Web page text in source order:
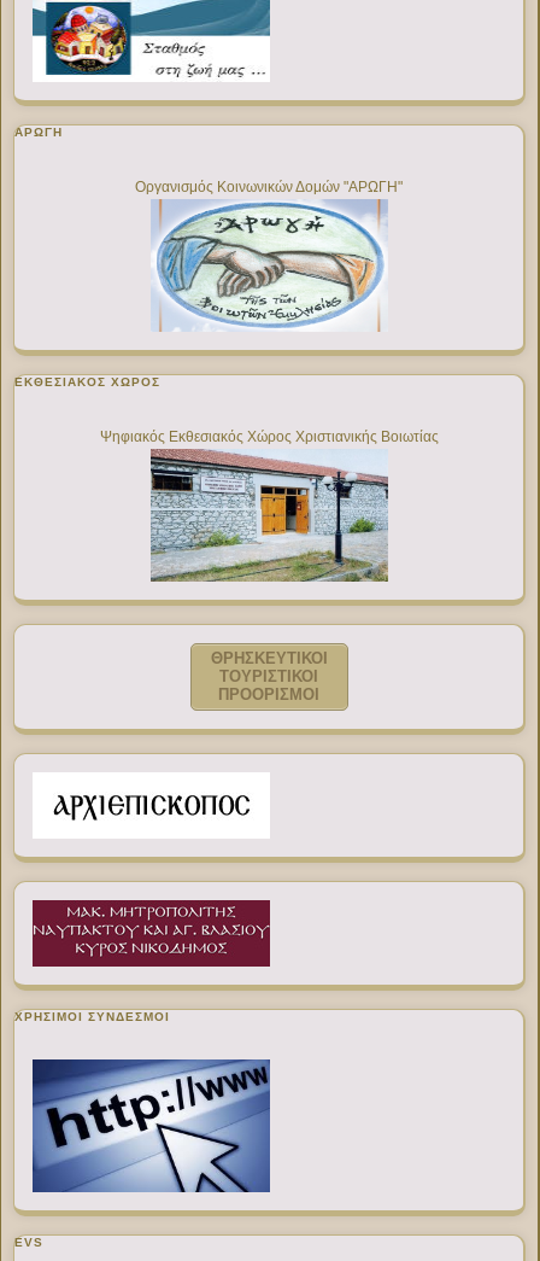
ΑΡΩΓΗ
Οργανισμός Κοινωνικών Δομών "ΑΡΩΓΗ"
ΕΚΘΕΣΙΑΚΌΣ ΧΏΡΟΣ
Ψηφιακός Εκθεσιακός Χώρος Χριστιανικής Βοιωτίας
ΘΡΗΣΚΕΥΤΙΚΟΙ
ΤΟΥΡΙΣΤΙΚΟΙ
ΠΡΟΟΡΙΣΜΟΙ
ΧΡΉΣΙΜΟΙ ΣΎΝΔΕΣΜΟΙ
EVS